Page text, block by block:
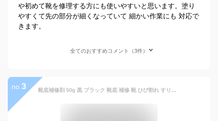
や初めて靴を修理する方にも使いやすいと思います。塗り
やすくて先の部分が細くなっていて 細かい作業にも 対応で
きます。
全てのおすすめコメント（3件）
no. 3 靴底補修剤 50g 黒 ブラック 靴底 補修 靴 ひび割れ すり減り 肉盛り かかと ゴム ヒール ソール 自分で 靴底修理キット 靴の修理 靴底割れ 靴底 はがれ 修理 接着剤 靴底補修材